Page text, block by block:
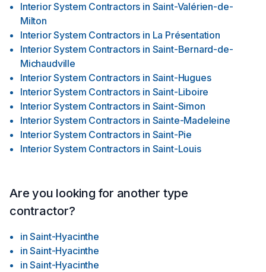
Interior System Contractors in Saint-Valérien-de-
Milton
Interior System Contractors in La Présentation
Interior System Contractors in Saint-Bernard-de-
Michaudville
Interior System Contractors in Saint-Hugues
Interior System Contractors in Saint-Liboire
Interior System Contractors in Saint-Simon
Interior System Contractors in Sainte-Madeleine
Interior System Contractors in Saint-Pie
Interior System Contractors in Saint-Louis
Are you looking for another type
contractor?
in Saint-Hyacinthe
in Saint-Hyacinthe
in Saint-Hyacinthe